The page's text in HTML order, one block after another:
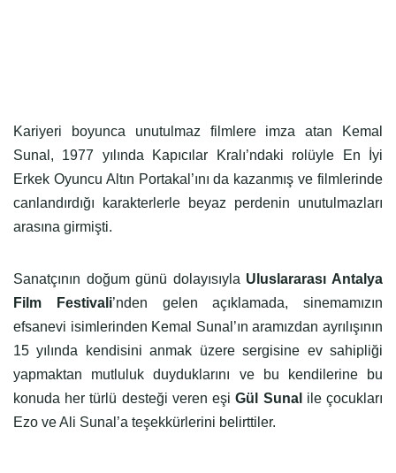
Kariyeri boyunca unutulmaz filmlere imza atan Kemal
Sunal, 1977 yılında Kapıcılar Kralı’ndaki rolüyle En İyi
Erkek Oyuncu Altın Portakal’ını da kazanmış ve filmlerinde
canlandırdığı karakterlerle beyaz perdenin unutulmazları
arasına girmişti.
Sanatçının doğum günü dolayısıyla Uluslararası Antalya
Film Festivali’nden gelen açıklamada, sinemamızın
efsanevi isimlerinden Kemal Sunal’ın aramızdan ayrılışının
15 yılında kendisini anmak üzere sergisine ev sahipliği
yapmaktan mutluluk duyduklarını ve bu kendilerine bu
konuda her türlü desteği veren eşiGül Sunal ile çocukları
Ezo ve Ali Sunal’a teşekkürlerini belirttiler.